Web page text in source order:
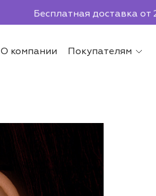
Бесплатная доставка от
О компании Покупателям